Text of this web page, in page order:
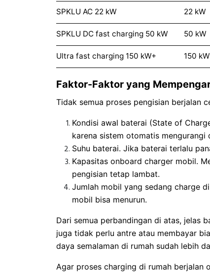
SPKLU AC 22 kW 22 kW
SPKLU DC fast charging 50 kW 50 kW
Ultra fast charging 150 kW+ 150 kW
Faktor-Faktor yang
Tidak semua proses pengisian berjalan
Kondisi awal baterai (State of
karena sistem otomatis
Suhu baterai. Jika baterai terlalu
Kapasitas onboard charger mobil.
pengisian tetap lambat.
Jumlah mobil yang sedang charge
mobil bisa menurun.
Dari semua perbandingan di atas, jelas
juga tidak perlu antre atau membayar
daya semalaman di rumah sudah lebih
Agar proses charging di rumah berjalan